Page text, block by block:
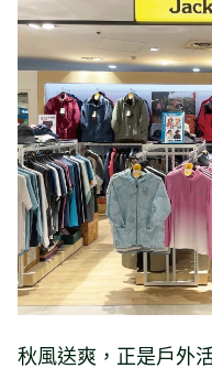
秋風送爽，正是戶外